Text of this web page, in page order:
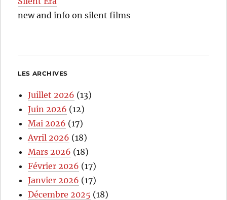
new and info on silent films
LES ARCHIVES
Juillet 2026 (13)
Juin 2026 (12)
Mai 2026 (17)
Avril 2026 (18)
Mars 2026 (18)
Février 2026 (17)
Janvier 2026 (17)
Décembre 2025 (18)